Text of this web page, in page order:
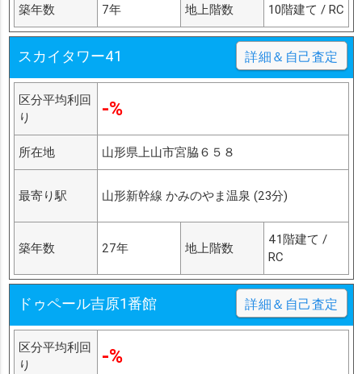
築年数 7年 地上階数 10階建て / RC
スカイタワー41 詳細＆自己査定
区分平均利回
り
-%
所在地 山形県上山市宮脇６５８
最寄り駅 山形新幹線 かみのやま温泉 (23分)
築年数 27年 地上階数
41階建て /
RC
ドゥペール吉原1番館 詳細＆自己査定
区分平均利回
り
-%